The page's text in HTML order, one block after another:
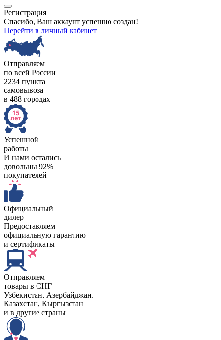
Регистрация
Спасибо, Ваш аккаунт успешно создан!
Перейти в личный кабинет
Отправляем
по всей России
2234 пункта
самовывоза
в 488 городах
Успешной
работы
И нами остались
довольны 92%
покупателей
Официальный
дилер
Предоставляем
официальную гарантию
и сертификаты
Отправляем
товары в СНГ
Узбекистан, Aзербайджан,
Казахстан, Кыргызстан
и в другие страны